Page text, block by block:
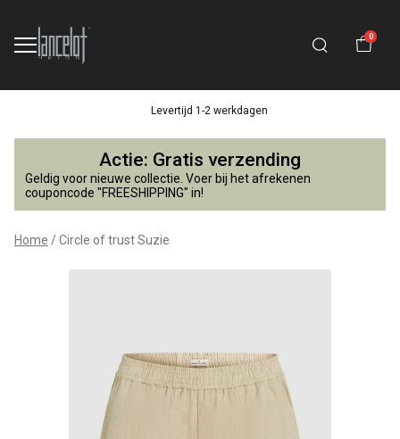
0
Levertijd 1-2 werkdagen
Circle
of
trust
Suzie
Actie: Gratis verzending
Geldig voor nieuwe collectie. Voer bij het afrekenen
couponcode "FREESHIPPING" in!
Home Circle of trust Suzie